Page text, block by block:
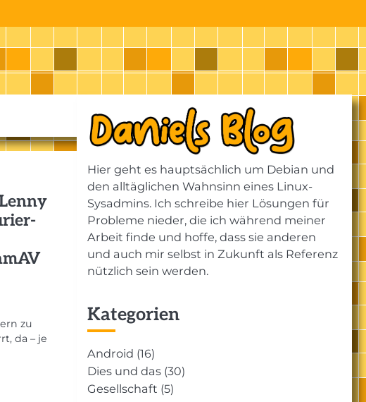
zu
da – je
Hier geht es hauptsächlich um Debian und
den alltäglichen Wahnsinn eines Linux-
Sysadmins. Ich schreibe hier Lösungen für
Probleme nieder, die ich während meiner
Arbeit finde und hoffe, dass sie anderen
und auch mir selbst in Zukunft als Referenz
nützlich sein werden.
Kategorien
Android (16)
Dies und das(30)
Gesellschaft (5)